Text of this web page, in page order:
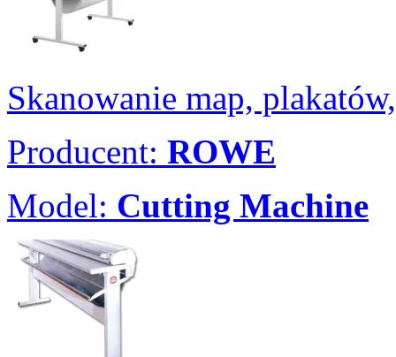
Skanowanie map,
Producent: ROWE
Model: Cutting Machine